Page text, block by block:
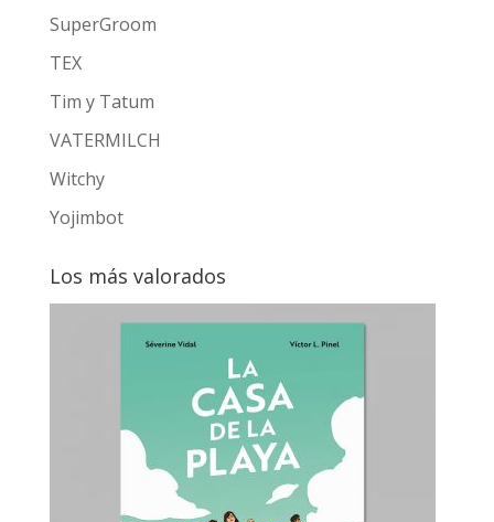
SuperGroom
TEX
Tim y Tatum
VATERMILCH
Witchy
Yojimbot
Los más valorados